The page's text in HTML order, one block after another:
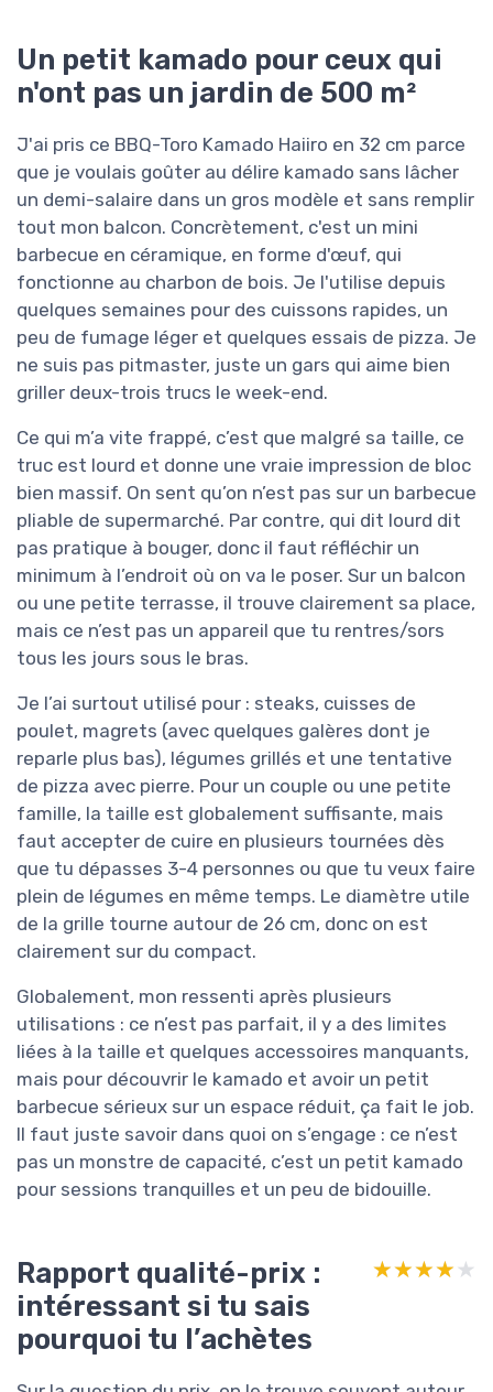
Un petit kamado pour ceux qui
n'ont pas un jardin de 500 m²
J'ai pris ce BBQ-Toro Kamado Haiiro en 32 cm parce
que je voulais goûter au délire kamado sans lâcher
un demi-salaire dans un gros modèle et sans remplir
tout mon balcon. Concrètement, c'est un mini
barbecue en céramique, en forme d'œuf, qui
fonctionne au charbon de bois. Je l'utilise depuis
quelques semaines pour des cuissons rapides, un
peu de fumage léger et quelques essais de pizza. Je
ne suis pas pitmaster, juste un gars qui aime bien
griller deux-trois trucs le week-end.
Ce qui m’a vite frappé, c’est que malgré sa taille, ce
truc est lourd et donne une vraie impression de bloc
bien massif. On sent qu’on n’est pas sur un barbecue
pliable de supermarché. Par contre, qui dit lourd dit
pas pratique à bouger, donc il faut réfléchir un
minimum à l’endroit où on va le poser. Sur un balcon
ou une petite terrasse, il trouve clairement sa place,
mais ce n’est pas un appareil que tu rentres/sors
tous les jours sous le bras.
Je l’ai surtout utilisé pour : steaks, cuisses de
poulet, magrets (avec quelques galères dont je
reparle plus bas), légumes grillés et une tentative
de pizza avec pierre. Pour un couple ou une petite
famille, la taille est globalement suffisante, mais
faut accepter de cuire en plusieurs tournées dès
que tu dépasses 3-4 personnes ou que tu veux faire
plein de légumes en même temps. Le diamètre utile
de la grille tourne autour de 26 cm, donc on est
clairement sur du compact.
Globalement, mon ressenti après plusieurs
utilisations : ce n’est pas parfait, il y a des limites
liées à la taille et quelques accessoires manquants,
mais pour découvrir le kamado et avoir un petit
barbecue sérieux sur un espace réduit, ça fait le job.
Il faut juste savoir dans quoi on s’engage : ce n’est
pas un monstre de capacité, c’est un petit kamado
pour sessions tranquilles et un peu de bidouille.
Rapport qualité-prix :
intéressant si tu sais
pourquoi tu l’achètes
★★★★★
★★★★★